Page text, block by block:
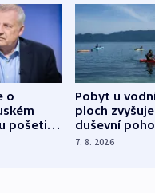
o
pošetilé,
Pobyt u
ploch zvyšuje
duševní
ukázala
7. 8. 2026